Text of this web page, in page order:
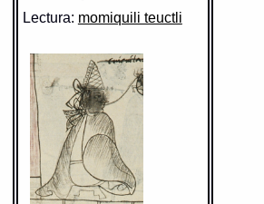
Lectura: momiquili teuctli